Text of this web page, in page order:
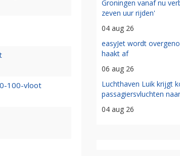
100-vloot
Groningen vanaf nu
zeven uur rijden'
04 aug 26
easyJet wordt
haakt af
06 aug 26
Luchthaven Luik krijgt
passagiersvluchten
04 aug 26